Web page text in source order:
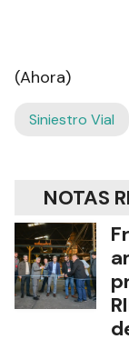
(Ahora)
Siniestro Vial
NOTAS